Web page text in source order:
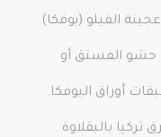
الفيلو (يوفكا).
حشو الفستق أو
أوراق اليوفكا.
بالبقلاوة